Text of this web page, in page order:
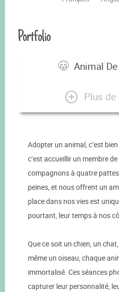
Portfolio
Animal
Plus
Adopter un animal, c’est
c’est accueillir un membre
compagnons à quatre
peines, et nous offrent un
place dans nos vies est
pourtant, leur temps à nos
Que ce soit un chien, un
même un oiseau, chaque
immortalisé. Ces séances
capturer leur personnalité,